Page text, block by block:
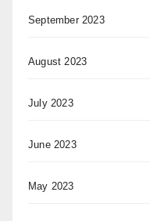
September 2023
August 2023
July 2023
June 2023
May 2023